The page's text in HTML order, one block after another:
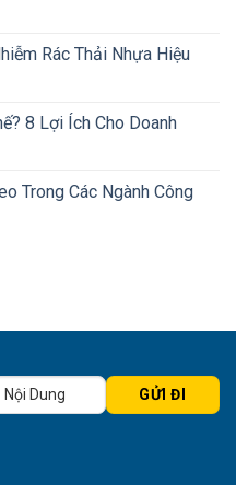
Rác Thải Nhựa Hiệu
8 Lợi Ích Cho Doanh
Trong Các Ngành Công